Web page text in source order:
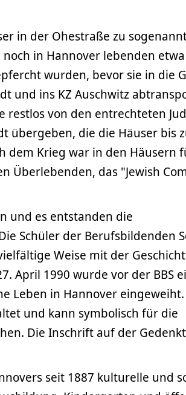
in der Ohestraße zu
in Hannover lebenden
wurden, bevor sie in die
und ins KZ Auschwitz
restlos von den entrechteten
übergeben, die die Häuser bis
dem Krieg war in den Häusern
Überlebenden, das "Jewish
und es entstanden die
Schüler der Berufsbildenden
Weise mit der
April 1990 wurde vor der BBS
Leben in Hannover eingeweiht.
und kann symbolisch für die
Die Inschrift auf der
seit 1887 kulturelle und